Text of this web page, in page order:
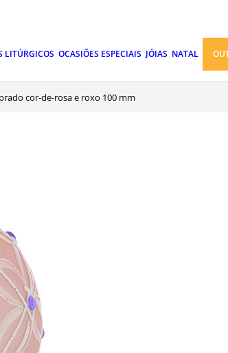
LITÚRGICOS OCASIÕES ESPECIAIS JÓIAS NATAL
cor-de-rosa e roxo 100 mm